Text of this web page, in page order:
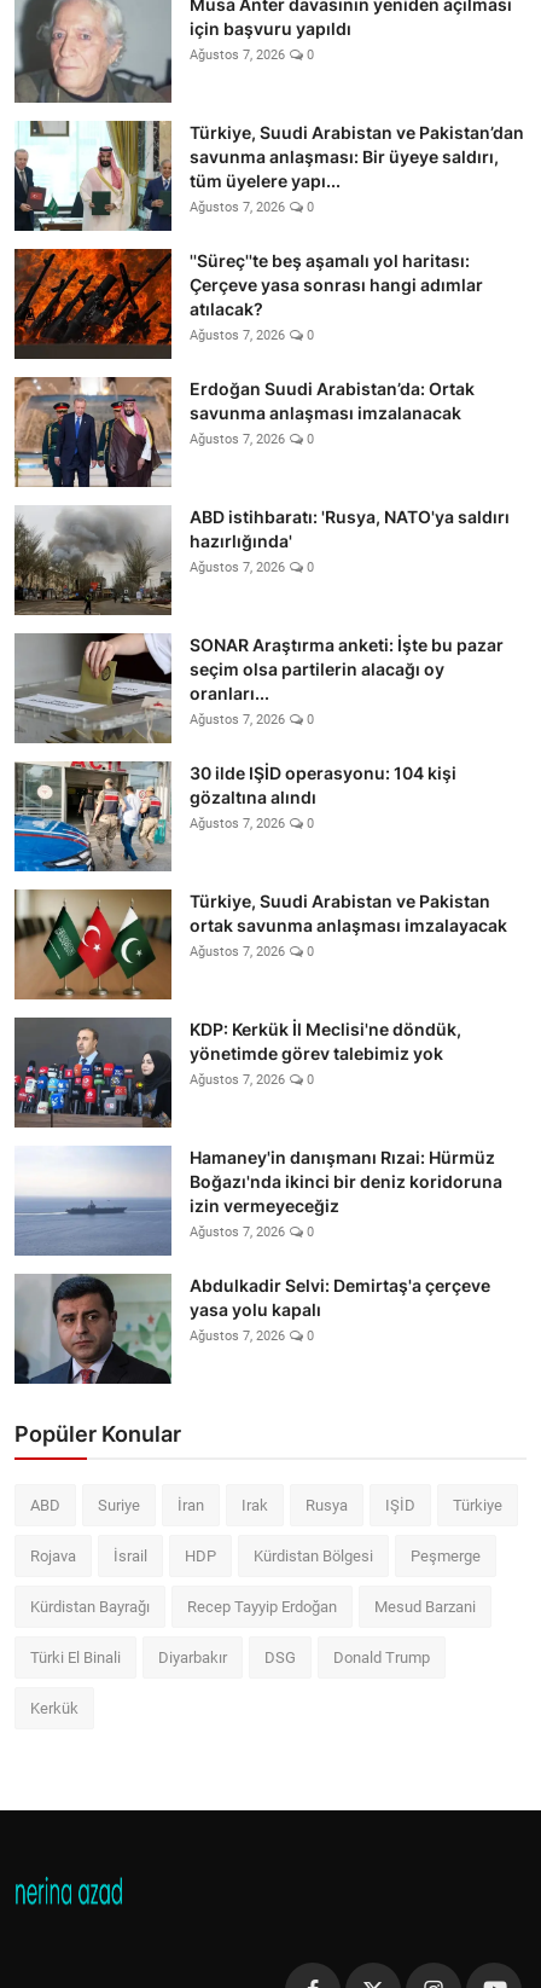
Musa Anter davasının yeniden açılması
için başvuru yapıldı
Ağustos 7, 2026 0
Türkiye, Suudi Arabistan ve Pakistan’dan
savunma anlaşması: Bir üyeye saldırı,
tüm üyelere yapı...
Ağustos 7, 2026 0
''Süreç''te beş aşamalı yol haritası:
Çerçeve yasa sonrası hangi adımlar
atılacak?
Ağustos 7, 2026 0
Erdoğan Suudi Arabistan’da: Ortak
savunma anlaşması imzalanacak
Ağustos 7, 2026 0
ABD istihbaratı: 'Rusya, NATO'ya saldırı
hazırlığında'
Ağustos 7, 2026 0
SONAR Araştırma anketi: İşte bu pazar
seçim olsa partilerin alacağı oy
oranları...
Ağustos 7, 2026 0
30 ilde IŞİD operasyonu: 104 kişi
gözaltına alındı
Ağustos 7, 2026 0
Türkiye, Suudi Arabistan ve Pakistan
ortak savunma anlaşması imzalayacak
Ağustos 7, 2026 0
KDP: Kerkük İl Meclisi'ne döndük,
yönetimde görev talebimiz yok
Ağustos 7, 2026 0
Hamaney'in danışmanı Rızai: Hürmüz
Boğazı'nda ikinci bir deniz koridoruna
izin vermeyeceğiz
Ağustos 7, 2026 0
Abdulkadir Selvi: Demirtaş'a çerçeve
yasa yolu kapalı
Ağustos 7, 2026 0
Popüler Konular
ABD Suriye İran Irak Rusya IŞİD Türkiye
Rojava İsrail HDP Kürdistan Bölgesi Peşmerge
Kürdistan Bayrağı Recep Tayyip Erdoğan Mesud Barzani
Türki El Binali Diyarbakır DSG Donald Trump
Kerkük